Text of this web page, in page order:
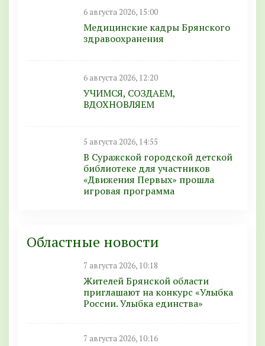
6 августа 2026, 15:00
Медицинские кадры Брянского
здравоохранения
6 августа 2026, 12:20
УЧИМСЯ, СОЗДАЕМ,
ВДОХНОВЛЯЕМ
5 августа 2026, 14:55
В Суражской городской детской
библиотеке для участников
«Движения Первых» прошла
игровая программа
Областные новости
7 августа 2026, 10:18
Жителей Брянской области
приглашают на конкурс «Улыбка
России. Улыбка единства»
7 августа 2026, 10:16